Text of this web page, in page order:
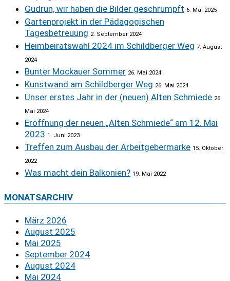
Gudrun, wir haben die Bilder geschrumpft 6. Mai 2025
Gartenprojekt in der Pädagogischen
Tagesbetreuung 2. September 2024
Heimbeiratswahl 2024 im Schildberger Weg 7. August
2024
Bunter Mockauer Sommer 26. Mai 2024
Kunstwand am Schildberger Weg 26. Mai 2024
Unser erstes Jahr in der (neuen) Alten Schmiede 26.
Mai 2024
Eröffnung der neuen „Alten Schmiede“ am 12. Mai
2023 1. Juni 2023
Treffen zum Ausbau der Arbeitgebermarke 15. Oktober
2022
Was macht dein Balkonien? 19. Mai 2022
MONATSARCHIV
März 2026
August 2025
Mai 2025
September 2024
August 2024
Mai 2024